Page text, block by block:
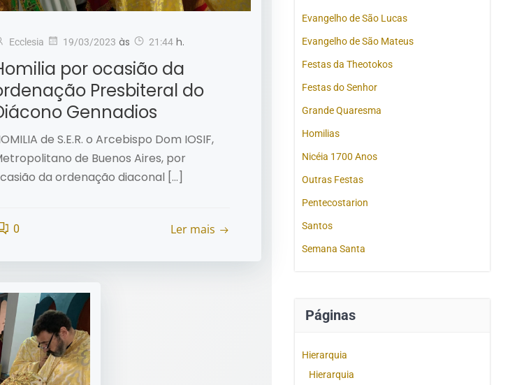
Ecclesia 19/03/2023 às 21:44 h.
por ocasião da
Presbiteral do
Gennadios
de S.E.R. o Arcebispo Dom IOSIF,
de Buenos Aires, por
da ordenação diaconal […]
0 Ler mais
Evangelho de São Lucas
Evangelho de São Mateus
Festas da Theotokos
Festas do Senhor
Grande Quaresma
Homilias
Nicéia 1700 Anos
Outras Festas
Pentecostarion
Santos
Semana Santa
Páginas
Hierarquia
Hierarquia